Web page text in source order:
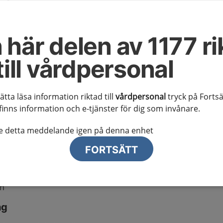
här delen av 1177
vårdpersonal
läsa information riktad till vårdpersonaltryck på
information och e-tjänster för dig som invånare.
detta meddelande igen på denna enhet
FORTSÄTT
och remissrutiner
om tillämpligt, för mer information vg se
av patient som söker i primärvård